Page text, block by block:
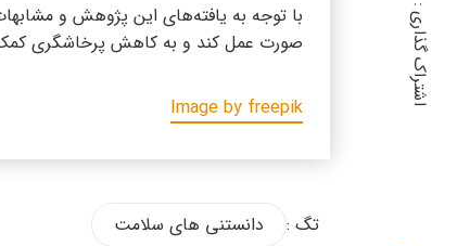
با توجه به یافته‌های این پژوهش و
صورت عمل کند و به کاهش پرخاشگری
Image by freepik
اشتراک گذاری :
تگ : دانستنی های سلامت